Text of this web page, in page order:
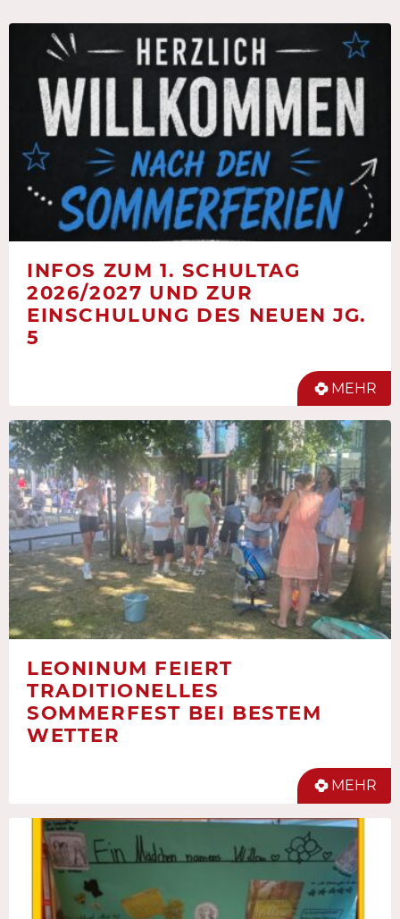
INFOS ZUM 1. SCHULTAG
2026/2027 UND ZUR
EINSCHULUNG DES NEUEN JG.
5
MEHR
LEONINUM FEIERT
TRADITIONELLES
SOMMERFEST BEI BESTEM
WETTER
MEHR